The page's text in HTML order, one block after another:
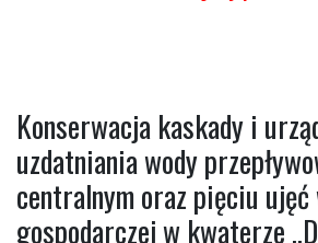
Konserwacja kaskady i
uzdatniania wody
centralnym oraz pięciu ujęć
gospodarczej w kwaterze ,,D